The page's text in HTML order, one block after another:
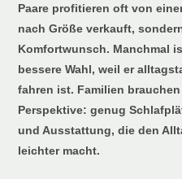
Paare profitieren oft von
nach Größe verkauft,
Komfortwunsch. Manchmal
bessere Wahl, weil er
fahren ist. Familien
Perspektive: genug
und Ausstattung, die den
leichter macht.